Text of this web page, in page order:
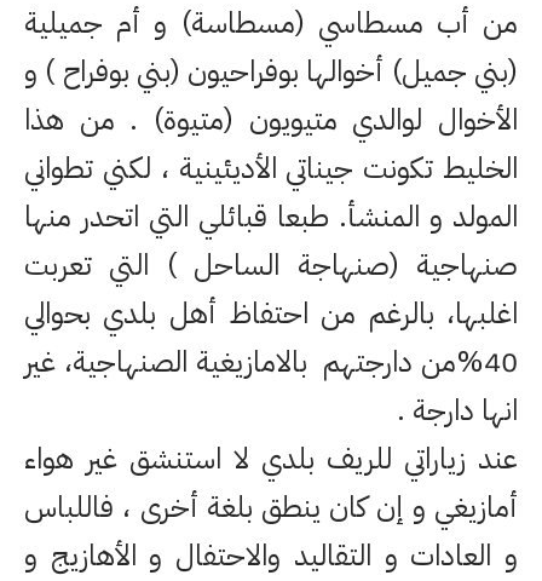
من أب مسطاسي (مسطاسة) و أم جميلية
(بني جميل) أخوالها بوفراحيون (بني بوفراح ) و
الأخوال لوالدي متيويون (متيوة) . من هذا
الخليط تكونت جيناتي الأديئينية ، لكني تطواني
المولد و المنشأ. طبعا قبائلي التي اتحدر منها
صنهاجية (صنهاجة الساحل ) التي تعربت
اغلبها، بالرغم من احتفاظ أهل بلدي بحوالي
40%من دارجتهم بالامازيغية الصنهاجية، غير
انها دارجة .
عند زياراتي للريف بلدي لا استنشق غير هواء
أمازيغي و إن كان ينطق بلغة أخرى ، فاللباس
و العادات و التقاليد والاحتفال و الأهازيج و